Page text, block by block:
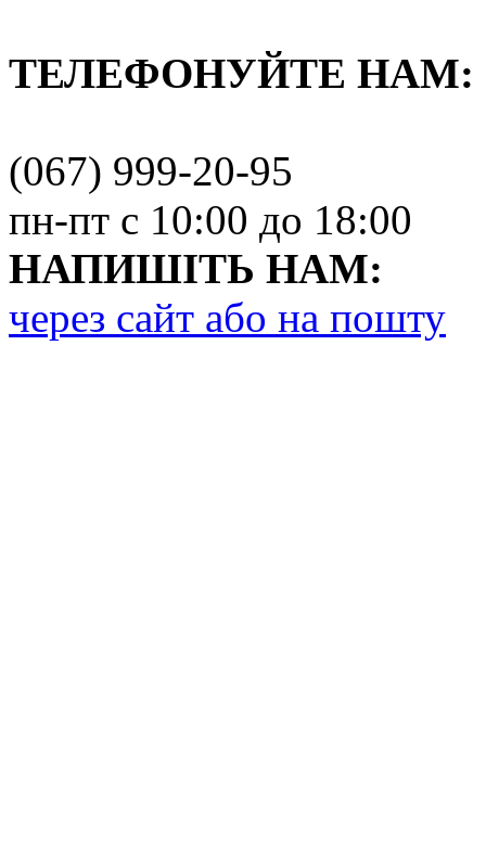
ТЕЛЕФОНУЙТЕ НАМ:
(067) 999-20-95
пн-пт с 10:00 до 18:00
НАПИШІТЬ НАМ:
через сайт або на пошту